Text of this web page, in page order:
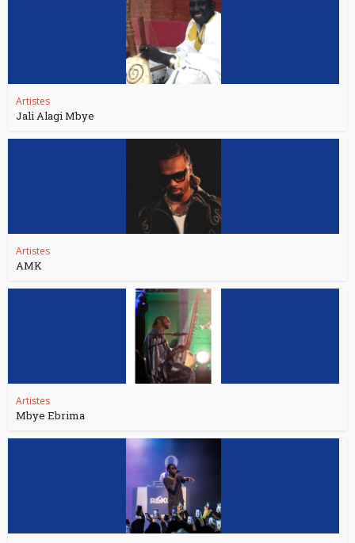
Artistes
Jali Alagi Mbye
Artistes
AMK
Artistes
Mbye Ebrima